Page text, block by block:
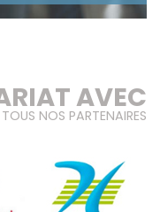
AVEC
NOS PARTENAIRES